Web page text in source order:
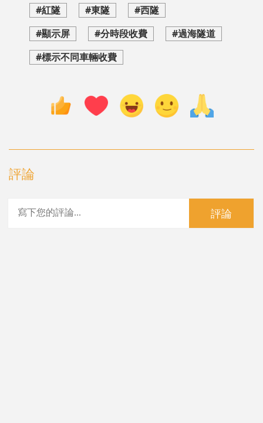
#紅隧 #東隧
#西隧
#顯示屏
#分時段收費
#過海隧道
#標示不同車輛收費
評論
評論